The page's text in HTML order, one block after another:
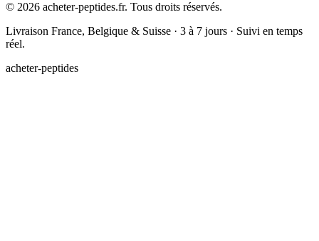
© 2026 acheter-peptides.fr. Tous droits réservés.
Livraison France, Belgique & Suisse · 3 à 7 jours · Suivi en temps
réel.
acheter-peptides